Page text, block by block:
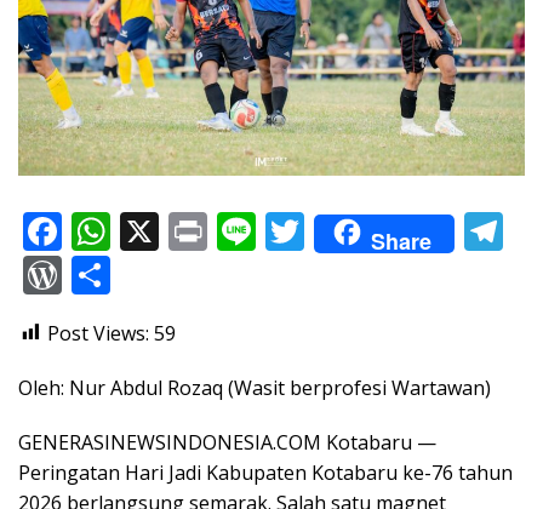
F
ac
e
b
o
o
k
W
s
A
p
p
X Pr Li T
w
Share
W
or
d
Pr
e
ss
ar
e
Post Views: 59
Oleh: Nur Abdul Rozaq (Wasit berprofesi Wartawan)
GENERASINEWSINDONESIA.COM Kotabaru —
Peringatan Hari Jadi Kabupaten Kotabaru ke-76 tahun
2026 berlangsung semarak. Salah satu magnet